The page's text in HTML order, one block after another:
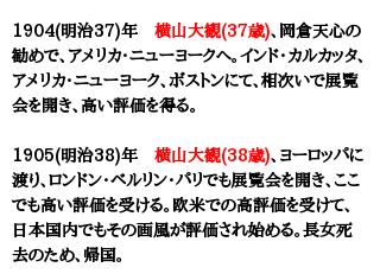
1904(明治37)年 横山大観(37歳)、 岡倉天心の
勧めで、アメリカ・ニューヨークへ。 インド・カルカッタ、
アメリカ・ニューヨーク、ボストンにて、相次いで展覧
会を開き、高い評価を得る。
1905(明治38)年 横山大観(38歳)、ヨーロッパに
渡り、ロンドン・ベルリン・パリでも展覧会を開き、ここ
でも高い評価を受ける。欧米での高評価を受けて、
日本国内でもその画風が評価され始める。長女死
去のため、帰国。